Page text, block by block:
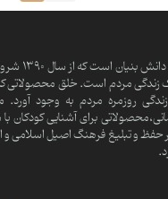
ماهد یک
زندگی مردم است. خلق محصولاتی
روزمره مردم به وجود آورد.
برای آشنایی کودکان
و تبلیغ فرهنگ اصیل اسلامی و